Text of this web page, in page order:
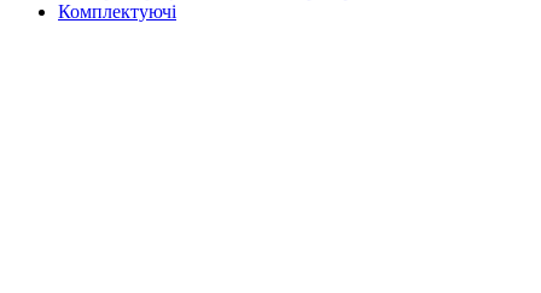
Комплектуючі